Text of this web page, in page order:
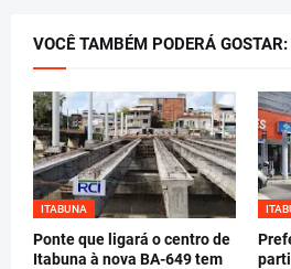
VOCÊ TAMBÉM PODERÁ GOSTAR:
ITABUNA
Ponte que ligará o centro de
Itabuna à nova BA-649 tem